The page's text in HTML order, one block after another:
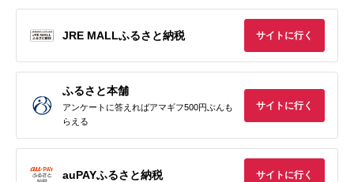
JRE MALLふるさと納税 サイトに行く
ふるさと本舗
アンケートに答えればアマギフ500円ぶんも
らえる
サイトに行く
auPAYふるさと納税 サイトに行く